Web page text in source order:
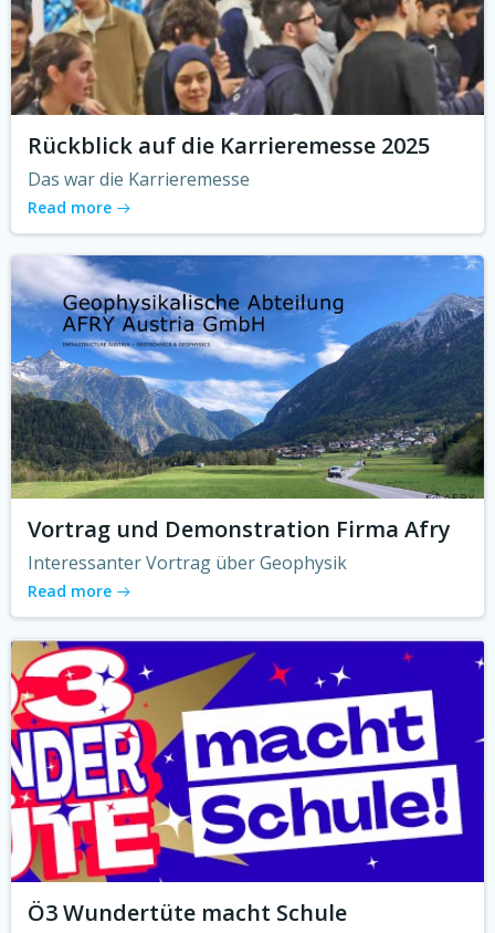
Rückblick auf die Karrieremesse 2025
Das war die Karrieremesse
Read more
Vortrag und Demonstration Firma Afry
Interessanter Vortrag über Geophysik
Read more
Ö3 Wundertüte macht Schule